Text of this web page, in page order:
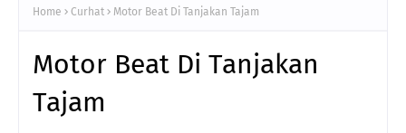
Home Curhat Motor Beat Di Tanjakan Tajam
Motor Beat Di Tanjakan
Tajam